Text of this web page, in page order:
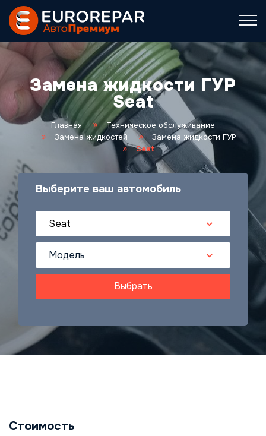
Замена жидкости ГУР
Seat
Главная
Техническое обслуживание
Замена жидкостей
Замена жидкости ГУР
Seat
Выберите ваш автомобиль
Seat
Модель
Выбрать
Стоимость